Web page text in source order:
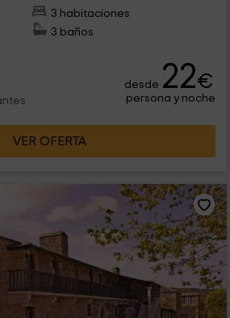
3 habitaciones
3 baños
desde 22€
persona y noche
VER OFERTA